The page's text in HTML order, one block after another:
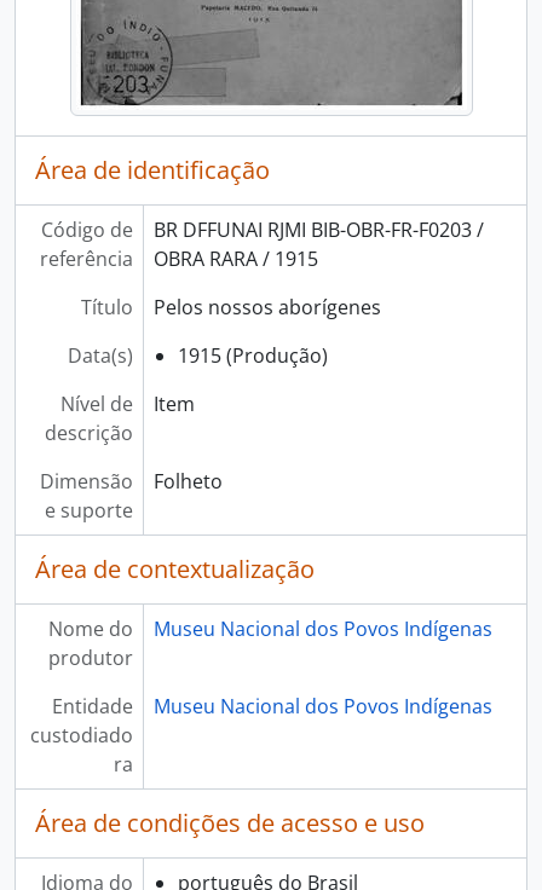
Área de identificação
Código de
referência
BR DFFUNAI RJMI BIB-OBR-FR-F0203 /
OBRA RARA / 1915
Título
Pelos nossos aborígenes
Data(s)
1915 (Produção)
Nível de
descrição
Item
Dimensão
e suporte
Folheto
Área de contextualização
Nome do
produtor
Museu Nacional dos Povos Indígenas
Entidade
custodiado
ra
Museu Nacional dos Povos Indígenas
Área de condições de acesso e uso
Idioma do português do Brasil